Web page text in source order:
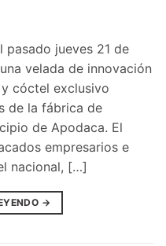
pasado jueves 21 de
velada de innovación
cóctel exclusivo
de la fábrica de
de Apodaca. El
empresarios e
nacional, […]
→